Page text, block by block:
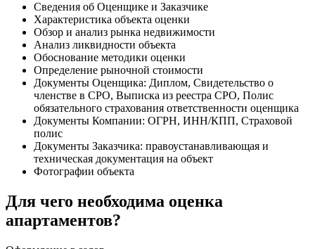
Сведения об Оценщике и Заказчике
Характеристика объекта оценки
Обзор и анализ рынка недвижимости
Анализ ликвидности объекта
Обоснование методики оценки
Определение рыночной стоимости
Документы Оценщика: Диплом, Свидетельство о
членстве в СРО, Выписка из реестра СРО, Полис
обязательного страхования ответственности оценщика
Документы Компании: ОГРН, ИНН/КПП, Страховой
полис
Документы Заказчика: правоустанавливающая и
техническая документация на объект
Фотографии объекта
Для чего необходима оценка
апартаментов?